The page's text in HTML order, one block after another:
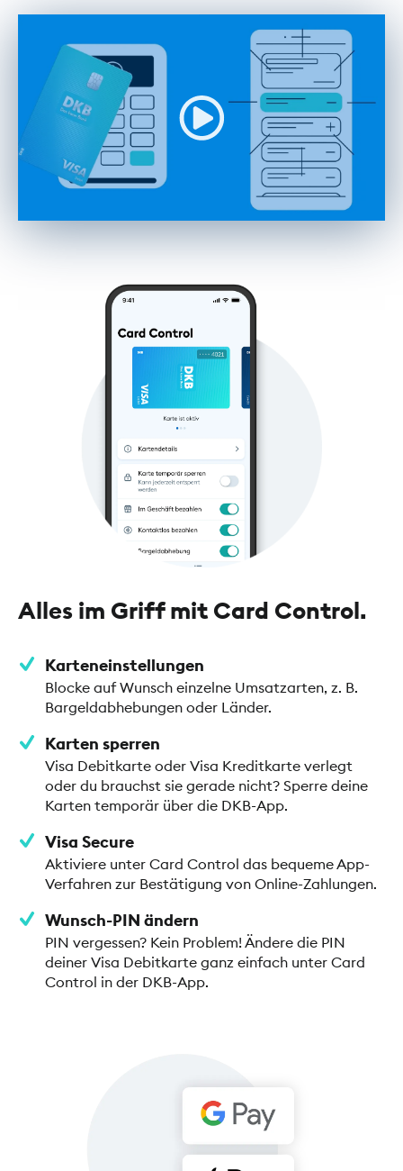
Alles im Griff mit Card Control.
Karteneinstellungen
Blocke auf Wunsch einzelne Umsatzarten, z. B.
Bargeldabhebungen oder Länder.
Karten sperren
Visa Debitkarte oder Visa Kreditkarte verlegt
oder du brauchst sie gerade nicht? Sperre deine
Karten temporär über die DKB-App.
Visa Secure
Aktiviere unter Card Control das bequeme App-
Verfahren zur Bestätigung von Online-Zahlungen.
Wunsch-PIN ändern
PIN vergessen? Kein Problem! Ändere die PIN
deiner Visa Debitkarte ganz einfach unter Card
Control in der DKB-App.